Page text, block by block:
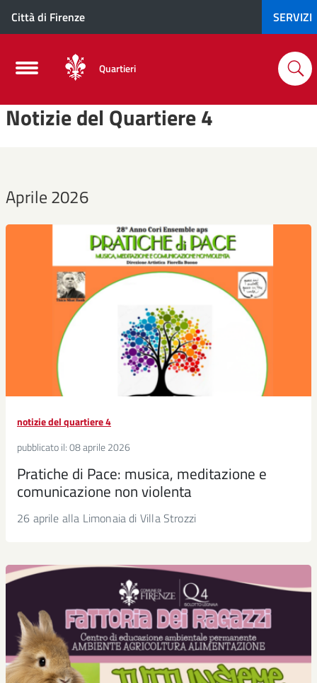
Città di Firenze SERVIZI
Quartieri
Notizie del Quartiere 4
Aprile 2026
notizie del quartiere 4
pubblicato il:08 aprile 2026
Pratiche di Pace: musica, meditazione e
comunicazione non violenta
26 aprile alla Limonaia di Villa Strozzi